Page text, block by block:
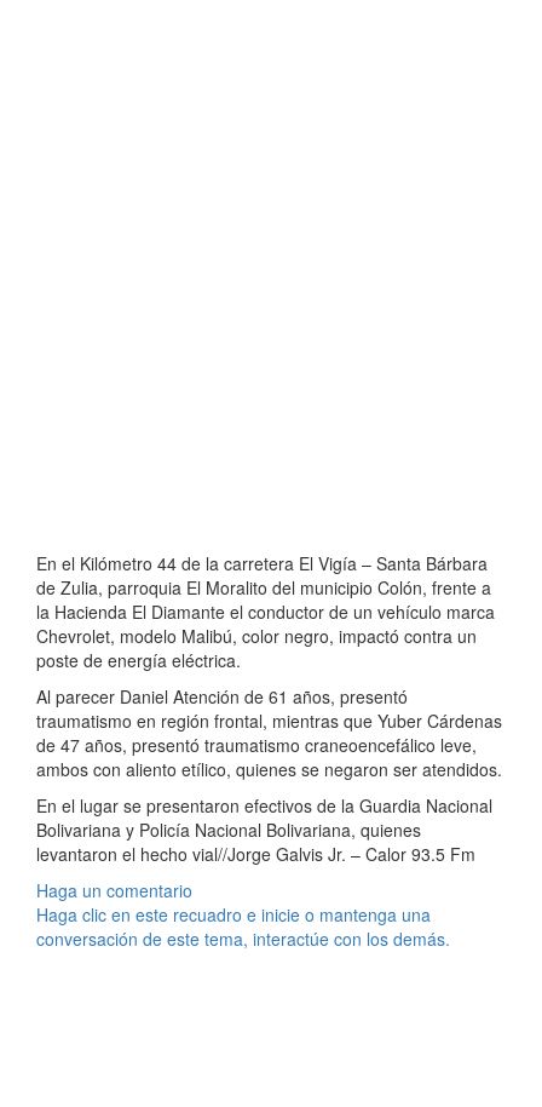
En el Kilómetro 44 de la carretera El Vigía – Santa Bárbara
de Zulia, parroquia El Moralito del municipio Colón, frente a
la Hacienda El Diamante el conductor de un vehículo marca
Chevrolet, modelo Malibú, color negro, impactó contra un
poste de energía eléctrica.
Al parecer Daniel Atención de 61 años, presentó
traumatismo en región frontal, mientras que Yuber Cárdenas
de 47 años, presentó traumatismo craneoencefálico leve,
ambos con aliento etílico, quienes se negaron ser atendidos.
En el lugar se presentaron efectivos de la Guardia Nacional
Bolivariana y Policía Nacional Bolivariana, quienes
levantaron el hecho vial//Jorge Galvis Jr. – Calor 93.5 Fm
Haga un comentario
Haga clic en este recuadro e inicie o mantenga una
conversación de este tema, interactúe con los demás.